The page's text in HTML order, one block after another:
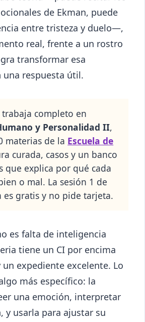
de Ekman, puede
entre tristeza y duelo—,
real, frente a un rostro
transformar esa
respuesta útil.
trabaja completo en
y Personalidad II,
materias de la Escuela de
curada, casos y un banco
que explica por qué cada
o mal. La sesión 1 de
es gratis y no pide tarjeta.
es falta de inteligencia
tiene un CI por encima
expediente excelente. Lo
más específico: la
una emoción, interpretar
y usarla para ajustar su